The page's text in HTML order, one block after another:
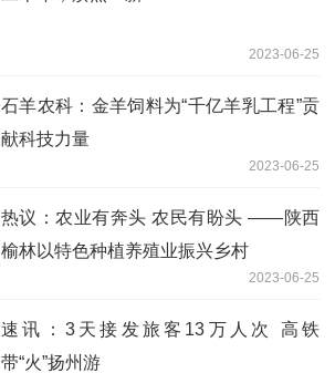
2023-06-25
石羊农科：金羊饲料为“千亿羊乳工程”贡
献科技力量
2023-06-25
热议：农业有奔头 农民有盼头 ——陕西
榆林以特色种植养殖业振兴乡村
2023-06-25
速讯：3天接发旅客13万人次 高铁
带“火”扬州游